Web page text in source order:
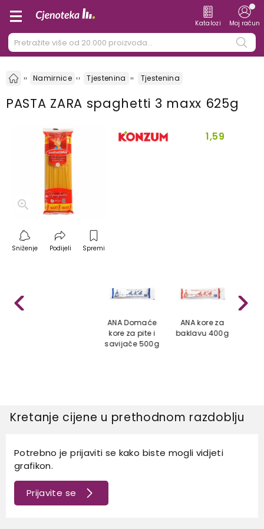
Katalozi Moj račun
Namirnice Tjestenina Tjestenina
PASTA ZARA spaghetti 3 maxx 625g
Sniženje Podijeli Spremi
1,59
ANA Domaće
kore za pite i
savijače 500g
ANA kore za
baklavu 400g
Kretanje cijene u prethodnom razdoblju
Potrebno je prijaviti se kako biste mogli vidjeti
grafikon.
Prijavite se